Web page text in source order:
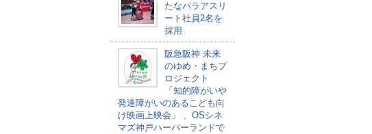
たなパラアスリ
ート社員2名を
採用
阪急阪神 未来
のゆめ・まちプ
ロジェクト
「知的障がいや
発達障がいのあるこども向
け映画上映会」 、OSシネ
マズ神戸ハーバーランドで